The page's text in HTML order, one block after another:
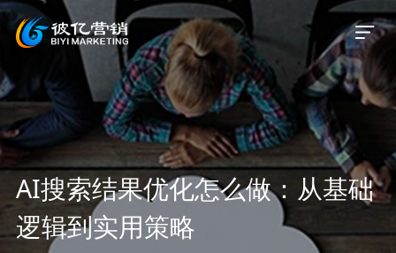
首页
关于我们
AI搜索结果优化怎么做：从基础
逻辑到实用策略